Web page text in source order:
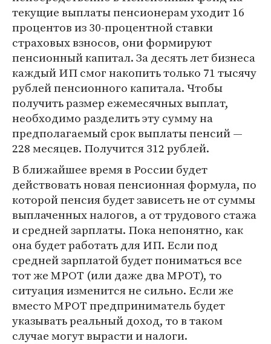
текущие выплаты пенсионерам уходит 16
процентов из 30-процентной ставки
страховых взносов, они формируют
пенсионный капитал. За десять лет бизнеса
каждый ИП смог накопить только 71 тысячу
рублей пенсионного капитала. Чтобы
получить размер ежемесячных выплат,
необходимо разделить эту сумму на
предполагаемый срок выплаты пенсий —
228 месяцев. Получится 312 рублей.
В ближайшее время в России будет
действовать новая пенсионная формула, по
которой пенсия будет зависеть не от суммы
выплаченных налогов, а от трудового стажа
и средней зарплаты. Пока непонятно, как
она будет работать для ИП. Если под
средней зарплатой будет пониматься все
тот же МРОТ (или даже два МРОТ), то
ситуация изменится не сильно. Если же
вместо МРОТ предприниматель будет
указывать реальный доход, то в таком
случае могут вырасти и налоги.